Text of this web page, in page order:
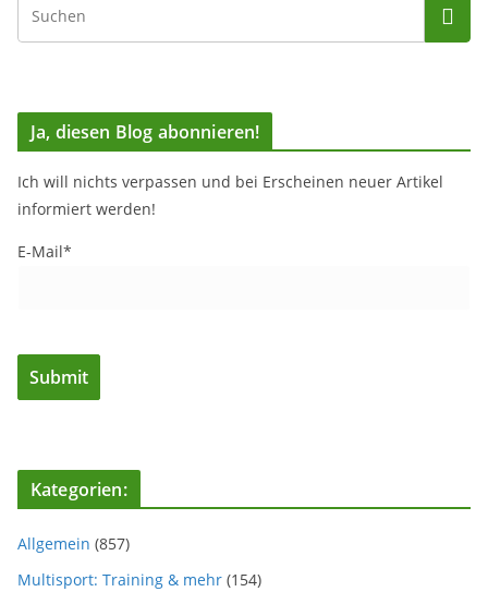
Ja, diesen Blog abonnieren!
Ich will nichts verpassen und bei Erscheinen neuer Artikel
informiert werden!
E-Mail*
Kategorien:
Allgemein (857)
Multisport: Training & mehr (154)